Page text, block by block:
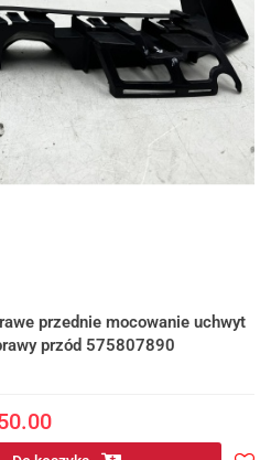
przednie mocowanie uchwyt
przód 575807890